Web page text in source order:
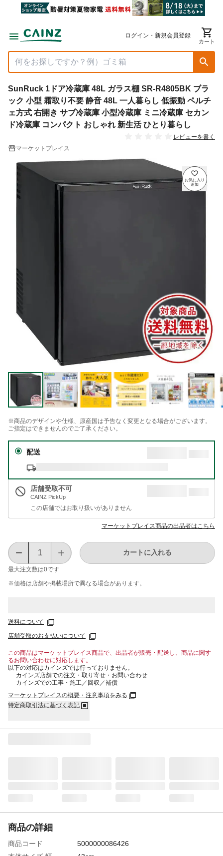
ログイン・新規会員登録
カート
SunRuck 1ドア冷蔵庫 48L ガラス棚 SR-R4805BK ブラ
ック 小型 霜取り不要 静音 48L 一人暮らし 低振動 ペルチ
ェ方式 右開き サブ冷蔵庫 小型冷蔵庫 ミニ冷蔵庫 セカン
ド冷蔵庫 コンパクト おしゃれ 新生活 ひとり暮らし
レビューを書く
マーケットプレイス
※商品のデザインや仕様、原産国は予告なく変更となる場合がございます。
ご指定はできませんのでご了承ください。
配送
店舗受取不可
CAINZ PickUp
この店舗ではお取り扱いがありません
マーケットプレイス商品の出品者はこちら
最大注文数は0です
カートに入れる
※価格は​店舗や​掲載場所で​異なる​場合が​あります。
送料について
店舗受取のお支払いについて
この商品はマーケットプレイス商品で、出品者が販売・配送し、商品に関す
るお問い合わせに対応します。
以下の対応はカインズでは行っておりません。
カインズ店舗での注文・取り寄せ・お問い合わせ
カインズでの工事・施工／回収／補償
マーケットプレイスの概要・注意事項をみる
特定商取引法に基づく表記
商品の詳細
商品コード
5000000086426